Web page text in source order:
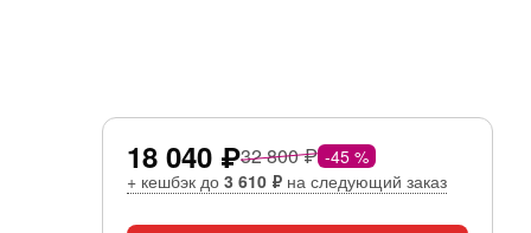
32 800 ₽ -45 %
18 040 ₽
+ кешбэк до 3 610 ₽ на следующий заказ